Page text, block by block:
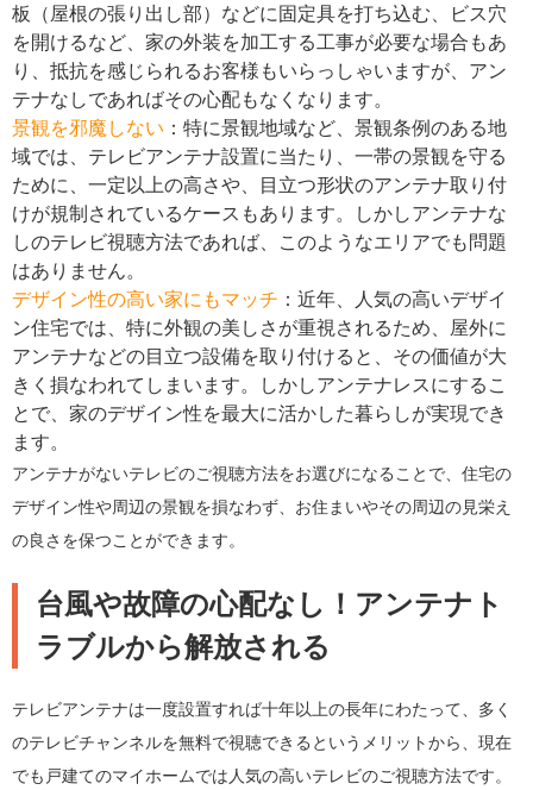
板（屋根の張り出し部）などに固定具を打ち込む、ビス穴
を開けるなど、家の外装を加工する工事が必要な場合もあ
り、抵抗を感じられるお客様もいらっしゃいますが、アン
テナなしであればその心配もなくなります。
景観を邪魔しない ：特に景観地域など、景観条例のある地
域では、テレビアンテナ設置に当たり、一帯の景観を守る
ために、一定以上の高さや、目立つ形状のアンテナ取り付
けが規制されているケースもあります。しかしアンテナな
しのテレビ視聴方法であれば、このようなエリアでも問題
はありません。
デザイン性の高い家にもマッチ ：近年、人気の高いデザイ
ン住宅では、特に外観の美しさが重視されるため、屋外に
アンテナなどの目立つ設備を取り付けると、その価値が大
きく損なわれてしまいます。しかしアンテナレスにするこ
とで、家のデザイン性を最大に活かした暮らしが実現でき
ます。
アンテナがないテレビのご視聴方法をお選びになることで、住宅の
デザイン性や周辺の景観を損なわず、お住まいやその周辺の見栄え
の良さを保つことができます。
台風や故障の心配なし！アンテナト
ラブルから解放される
テレビアンテナは一度設置すれば十年以上の長年にわたって、多く
のテレビチャンネルを無料で視聴できるというメリットから、現在
でも戸建てのマイホームでは人気の高いテレビのご視聴方法です。